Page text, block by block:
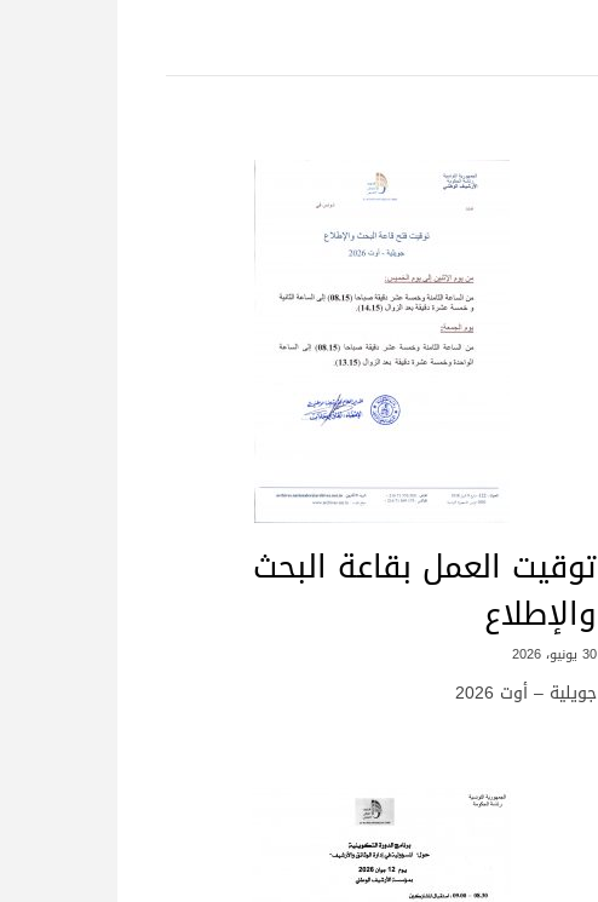
توقيت العمل بقاعة البحث
والإطلاع
30 يونيو، 2026
جويلية – أوت 2026